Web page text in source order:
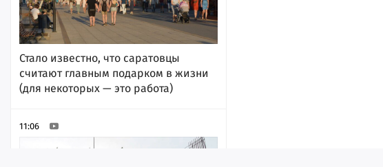
Стало известно, что саратовцы
считают главным подарком в жизни
(для некоторых — это работа)
11:06